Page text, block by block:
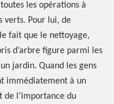
les opérations à
verts. Pour lui, de
fait que le nettoyage,
d’arbre figure parmi les
jardin. Quand les gens
immédiatement à un
de l’importance du